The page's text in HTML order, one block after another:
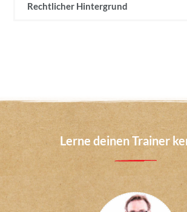
Rechtlicher Hintergrund
Lerne deinen Trainer